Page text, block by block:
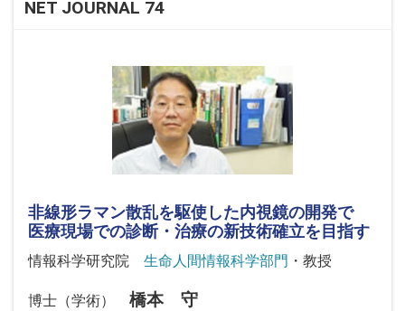
NET JOURNAL 74
非線形ラマン散乱を駆使した内視鏡の開発で
医療現場での診断・治療の新技術確立を目指す
情報科学研究院 生命人間情報科学部門 ・教授
博士（学術） 橋本 守